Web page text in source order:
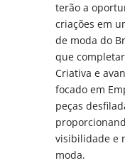
terão a
criações em
de moda do
que
Criativa e
focado em
peças
visibilidade e
moda.